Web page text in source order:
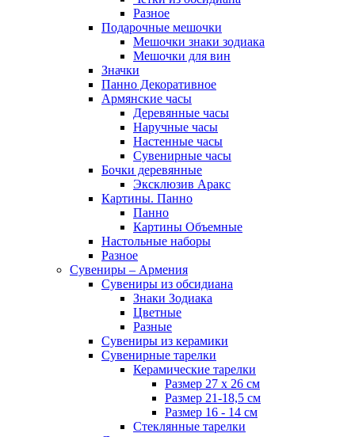
Разное
Подарочные мешочки
Мешочки знаки зодиака
Мешочки для вин
Значки
Панно Декоративное
Армянские часы
Деревянные часы
Наручные часы
Настенные часы
Сувенирные часы
Бочки деревянные
Эксклюзив Аракс
Картины. Панно
Панно
Картины Объемные
Настольные наборы
Разное
Сувениры – Армения
Сувениры из обсидиана
Знаки Зодиака
Цветные
Разные
Сувениры из керамики
Сувенирные тарелки
Керамические тарелки
Размер 27 х 26 см
Размер 21-18,5 см
Размер 16 - 14 см
Стеклянные тарелки